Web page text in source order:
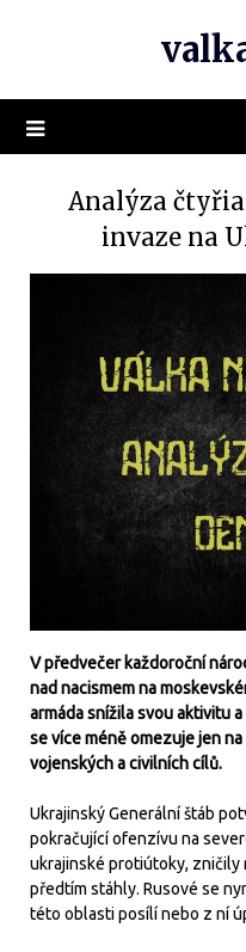
Analýza
invaze na
V předvečer každoroční
nad nacismem na
armáda snížila svou aktivitu
se více méně omezuje jen
vojenských a civilních cílů.
Ukrajinský Generální štáb
pokračující ofenzívu na
ukrajinské protiútoky, zničily
předtím stáhly. Rusové se
této oblasti posílí nebo z ní